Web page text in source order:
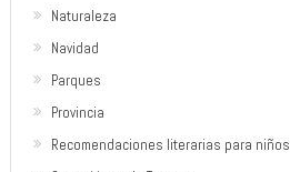
Naturaleza
Navidad
Parques
Provincia
Recomendaciones literarias para niños